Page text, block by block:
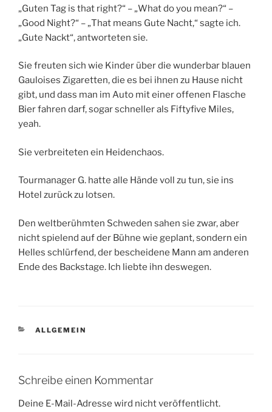
„Guten Tag is that right?“ – „What do you mean?“ –
„Good Night?“ – „That means Gute Nacht,“ sagte ich.
„Gute Nackt“, antworteten sie.
Sie freuten sich wie Kinder über die wunderbar blauen
Gauloises Zigaretten, die es bei ihnen zu Hause nicht
gibt, und dass man im Auto mit einer offenen Flasche
Bier fahren darf, sogar schneller als Fiftyfive Miles,
yeah.
Sie verbreiteten ein Heidenchaos.
Tourmanager G. hatte alle Hände voll zu tun, sie ins
Hotel zurück zu lotsen.
Den weltberühmten Schweden sahen sie zwar, aber
nicht spielend auf der Bühne wie geplant, sondern ein
Helles schlürfend, der bescheidene Mann am anderen
Ende des Backstage. Ich liebte ihn deswegen.
KATEGORIEN
ALLGEMEIN
Schreibe einen Kommentar
Deine E-Mail-Adresse wird nicht veröffentlicht.